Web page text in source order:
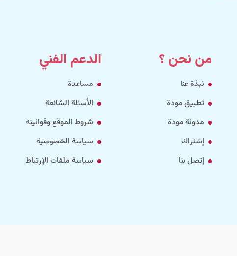
من نحن ؟
نبذة عنا
تطبيق مودة
مدونة مودة
إشتراك
إتصل بنا
الدعم الفني
مساعدة
الأسئلة الشائعة
شروط الموقع وقوانينه
سياسة الخصوصية
سياسة ملفات الإرتباط